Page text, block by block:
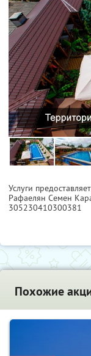
Услуги
Рафаелян Семен
305230410300381
Похожие